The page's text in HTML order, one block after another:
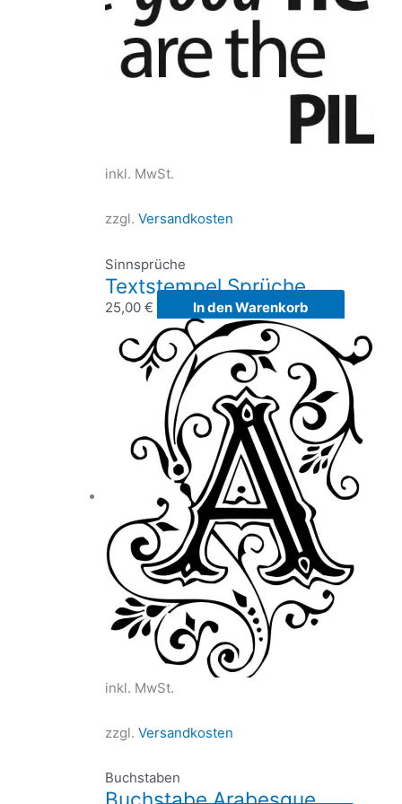
der
inkl. MwSt.
zzgl. Versandkosten
Sinnsprüche
Textstempel Sprüche
25,00 € In den Warenkorb
inkl. MwSt.
zzgl. Versandkosten
Buchstaben